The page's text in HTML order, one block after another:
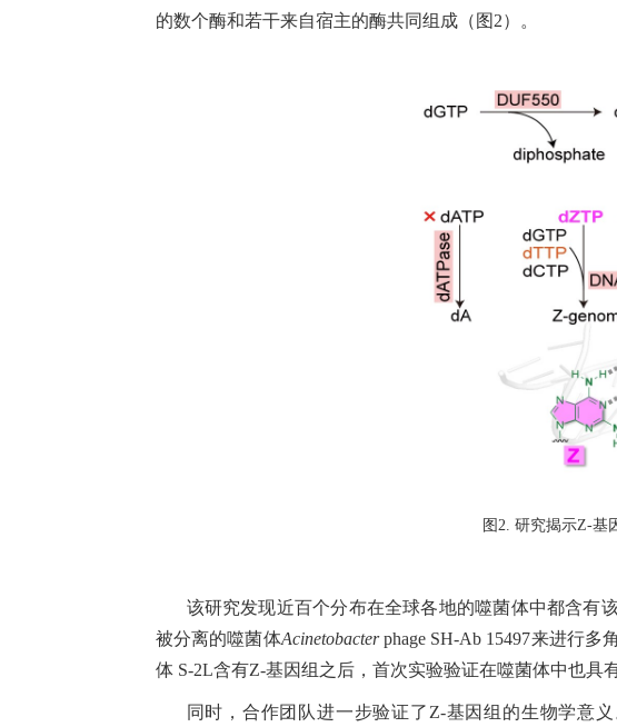
的数个酶和若干来自宿主的酶共同组成（图2）。
图2. 研究揭示Z-基
该研究发现近百个分布在全球各地的噬菌体中都含有
被分离的噬菌体Acinetobacterphage SH-Ab 15497来进行
体 S-2L含有Z-基因组之后， 首次实验验证在噬菌体中也具
同时，合作团队进一步验证了Z-基因组的生物学意